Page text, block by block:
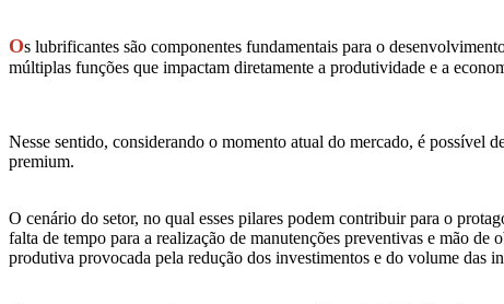
Os lubrificantes são componentes fundamentais para o
múltiplas funções que impactam diretamente a produtividade e a
Nesse sentido, considerando o momento atual do mercado, é possível
premium.
O cenário do setor, no qual esses pilares podem contribuir para o
falta de tempo para a realização de manutenções preventivas e mão de
produtiva provocada pela redução dos investimentos e do volume das